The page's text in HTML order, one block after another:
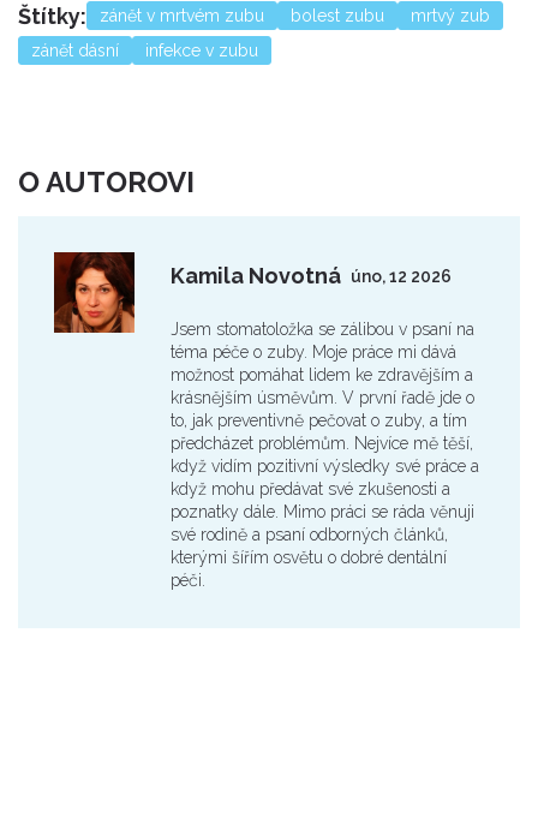
Štítky: zánět v mrtvém zubu bolest zubu
mrtvý zub
zánět dásní
infekce v zubu
O AUTOROVI
Kamila Novotná úno, 12 2026
Jsem stomatoložka se zálibou v psaní na
téma péče o zuby. Moje práce mi dává
možnost pomáhat lidem ke zdravějším a
krásnějším úsměvům. V první řadě jde o
to, jak preventivně pečovat o zuby, a tím
předcházet problémům. Nejvíce mě těší,
když vidím pozitivní výsledky své práce a
když mohu předávat své zkušenosti a
poznatky dále. Mimo práci se ráda věnuji
své rodině a psaní odborných článků,
kterými šířím osvětu o dobré dentální
péči.